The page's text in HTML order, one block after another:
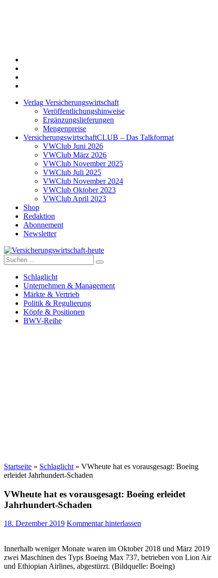
Verlag Versicherungswirtschaft
Veröffentlichungshinweise
Ergänzungslieferungen
Mengenpreise
VersicherungswirtschaftCLUB – Das Talkformat
VWClub Juni 2026
VWClub März 2026
VWClub November 2025
VWClub Juli 2025
VWClub November 2024
VWClub Oktober 2023
VWClub April 2023
Shop
Redaktion
Abonnement
Newsletter
Versicherungswirtschaft-heute
Suche
nach:
Schlaglicht
Unternehmen & Management
Märkte & Vertrieb
Politik & Regulierung
Köpfe & Positionen
BWV-Reihe
Startseite » Schlaglicht » VWheute hat es vorausgesagt: Boeing
erleidet Jahrhundert-Schaden
VWheute hat es vorausgesagt: Boeing erleidet
Jahrhundert-Schaden
18. Dezember 2019 Kommentar hinterlassen
Innerhalb weniger Monate waren im Oktober 2018 und März 2019
zwei Maschinen des Typs Boeing Max 737, betrieben von Lion Air
und Ethiopian Airlines, abgestürzt. (Bildquelle: Boeing)